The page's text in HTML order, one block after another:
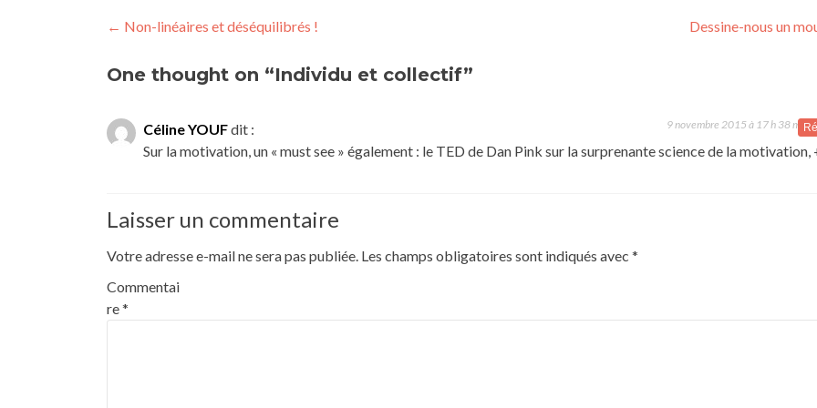
Post
navigation
← Non-linéaires et déséquilibrés ! Dessine-nous un
One thought on “Individu et collectif”
Céline YOUFdit : 9 novembre 2015 à 17 h 38 min
Sur la motivation, un « must see » également : le TED de Dan Pink sur la surprenante science de la motivation,
Laisser un commentaire
Votre adresse e-mail ne sera pas publiée. Les champs obligatoires sont indiqués avec *
Commentai
re*